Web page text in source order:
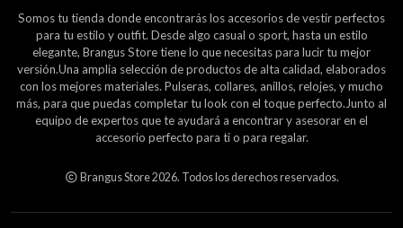
Somos tu tienda donde encontrarás los accesorios de vestir perfectos
para tu estilo y outfit. Desde algo casual o sport, hasta un estilo
elegante, Brangus Store tiene lo que necesitas para lucir tu mejor
versión.Una amplia selección de productos de alta calidad, elaborados
con los mejores materiales. Pulseras, collares, anillos, relojes, y mucho
más, para que puedas completar tu look con el toque perfecto.Junto al
equipo de expertos que te ayudará a encontrar y asesorar en el
accesorio perfecto para ti o para regalar.
Brangus Store 2026. Todos los derechos reservados.